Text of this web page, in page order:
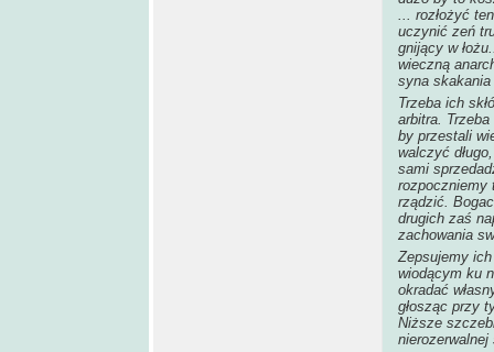
... rozłożyć
uczynić zeń
gnijący w
wieczną
syna skakania
Trzeba ich
arbitra.
by przestali
walczyć
sami
rozpoczniemy
rządzić.
drugich zaś
zachowania
Zepsujemy
wiodącym ku
okradać
głosząc przy
Niższe